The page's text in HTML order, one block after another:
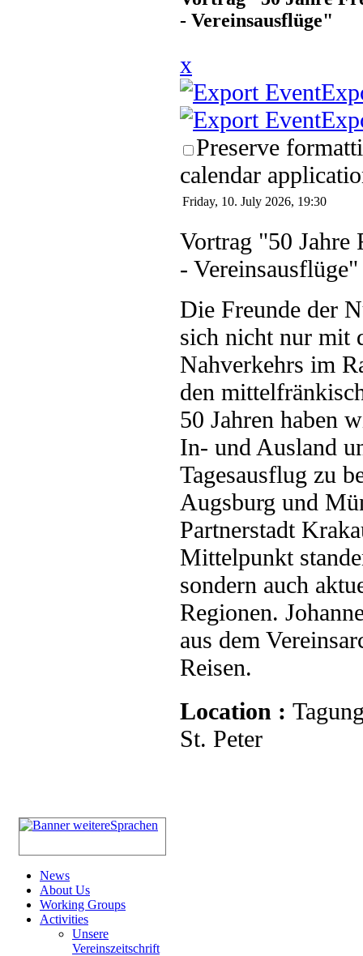
- Vereinsausflüge"
x
Preserve
calendar
Friday, 10. July 2026, 19:30
Vortrag "50 Jahre
- Vereinsausflüge"
Die Freunde der
sich nicht nur mit
Nahverkehrs im
den
50 Jahren haben
In- und Ausland
Tagesausflug zu
Augsburg und
Partnerstadt
Mittelpunkt
sondern auch
Regionen.
aus dem
Reisen.
Location :
St. Peter
News
About Us
Working Groups
Activities
Unsere
Vereinszeitschrift